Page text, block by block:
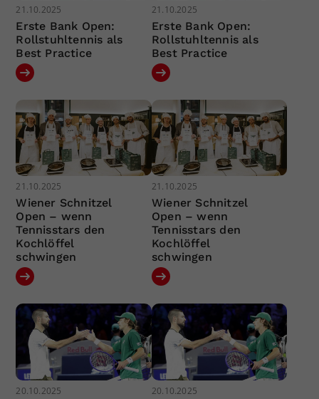
21.10.2025
Erste Bank Open:
Rollstuhltennis als
Best Practice
21.10.2025
Erste Bank Open:
Rollstuhltennis als
Best Practice
21.10.2025
Wiener Schnitzel
Open – wenn
Tennisstars den
Kochlöffel
schwingen
21.10.2025
Wiener Schnitzel
Open – wenn
Tennisstars den
Kochlöffel
schwingen
20.10.2025 20.10.2025